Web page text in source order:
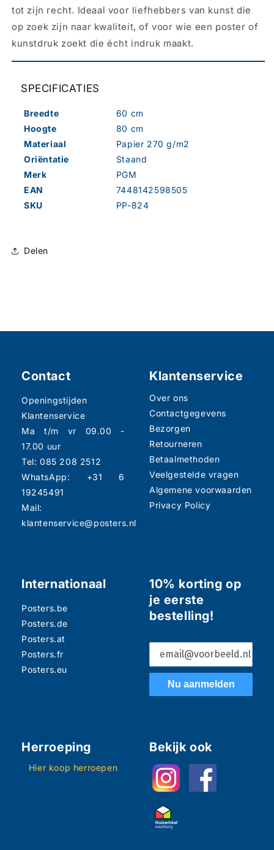
tot zijn recht. Ideaal voor liefhebbers van kunst die
op zoek zijn naar kwaliteit, of voor wie een poster of
kunstdruk zoekt die écht indruk maakt.
SPECIFICATIES
Breedte
60 cm
Hoogte
80 cm
Materiaal
Papier 270 g/m2
Oriëntatie
Staand
Merk
PGM
EAN
7448142598505
SKU
PP-824
Delen
Contact
Openingstijden
Klantenservice
Ma t/m vr 09.00 -
17.00 uur
Tel: 085 208 2512
WhatsApp: +31 6
19245491
Mail:
klantenservice@posters.nl
Klantenservice
Over ons
Contactgegevens
Bezorgen
Retourneren
Betaalmethoden
Veelgestelde vragen
Algemene voorwaarden
Privacy Policy
Internationaal
Posters.be
Posters.de
Posters.at
Posters.fr
Posters.eu
10% korting op
je eerste
bestelling!
Nu aanmelden
Herroeping
Hier koop herroepen
Bekijk ook